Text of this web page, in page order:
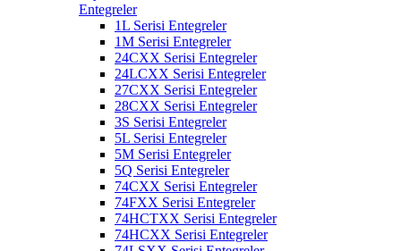
Entegreler
1L Serisi Entegreler
1M Serisi Entegreler
24CXX Serisi Entegreler
24LCXX Serisi Entegreler
27CXX Serisi Entegreler
28CXX Serisi Entegreler
3S Serisi Entegreler
5L Serisi Entegreler
5M Serisi Entegreler
5Q Serisi Entegreler
74CXX Serisi Entegreler
74FXX Serisi Entegreler
74HCTXX Serisi Entegreler
74HCXX Serisi Entegreler